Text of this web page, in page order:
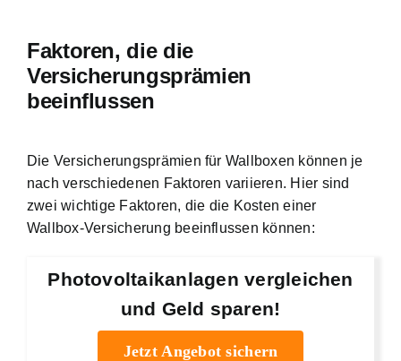
Faktoren, die die
Versicherungsprämien
beeinflussen
Die Versicherungsprämien für Wallboxen können je
nach verschiedenen Faktoren variieren. Hier sind
zwei wichtige Faktoren, die die Kosten einer
Wallbox-Versicherung beeinflussen können:
Photovoltaikanlagen vergleichen
und Geld sparen!
Jetzt Angebot sichern